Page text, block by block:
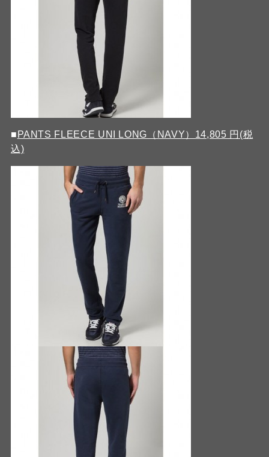
■ PANTS FLEECE UNI LONG（NAVY）14,805 円(税
込)